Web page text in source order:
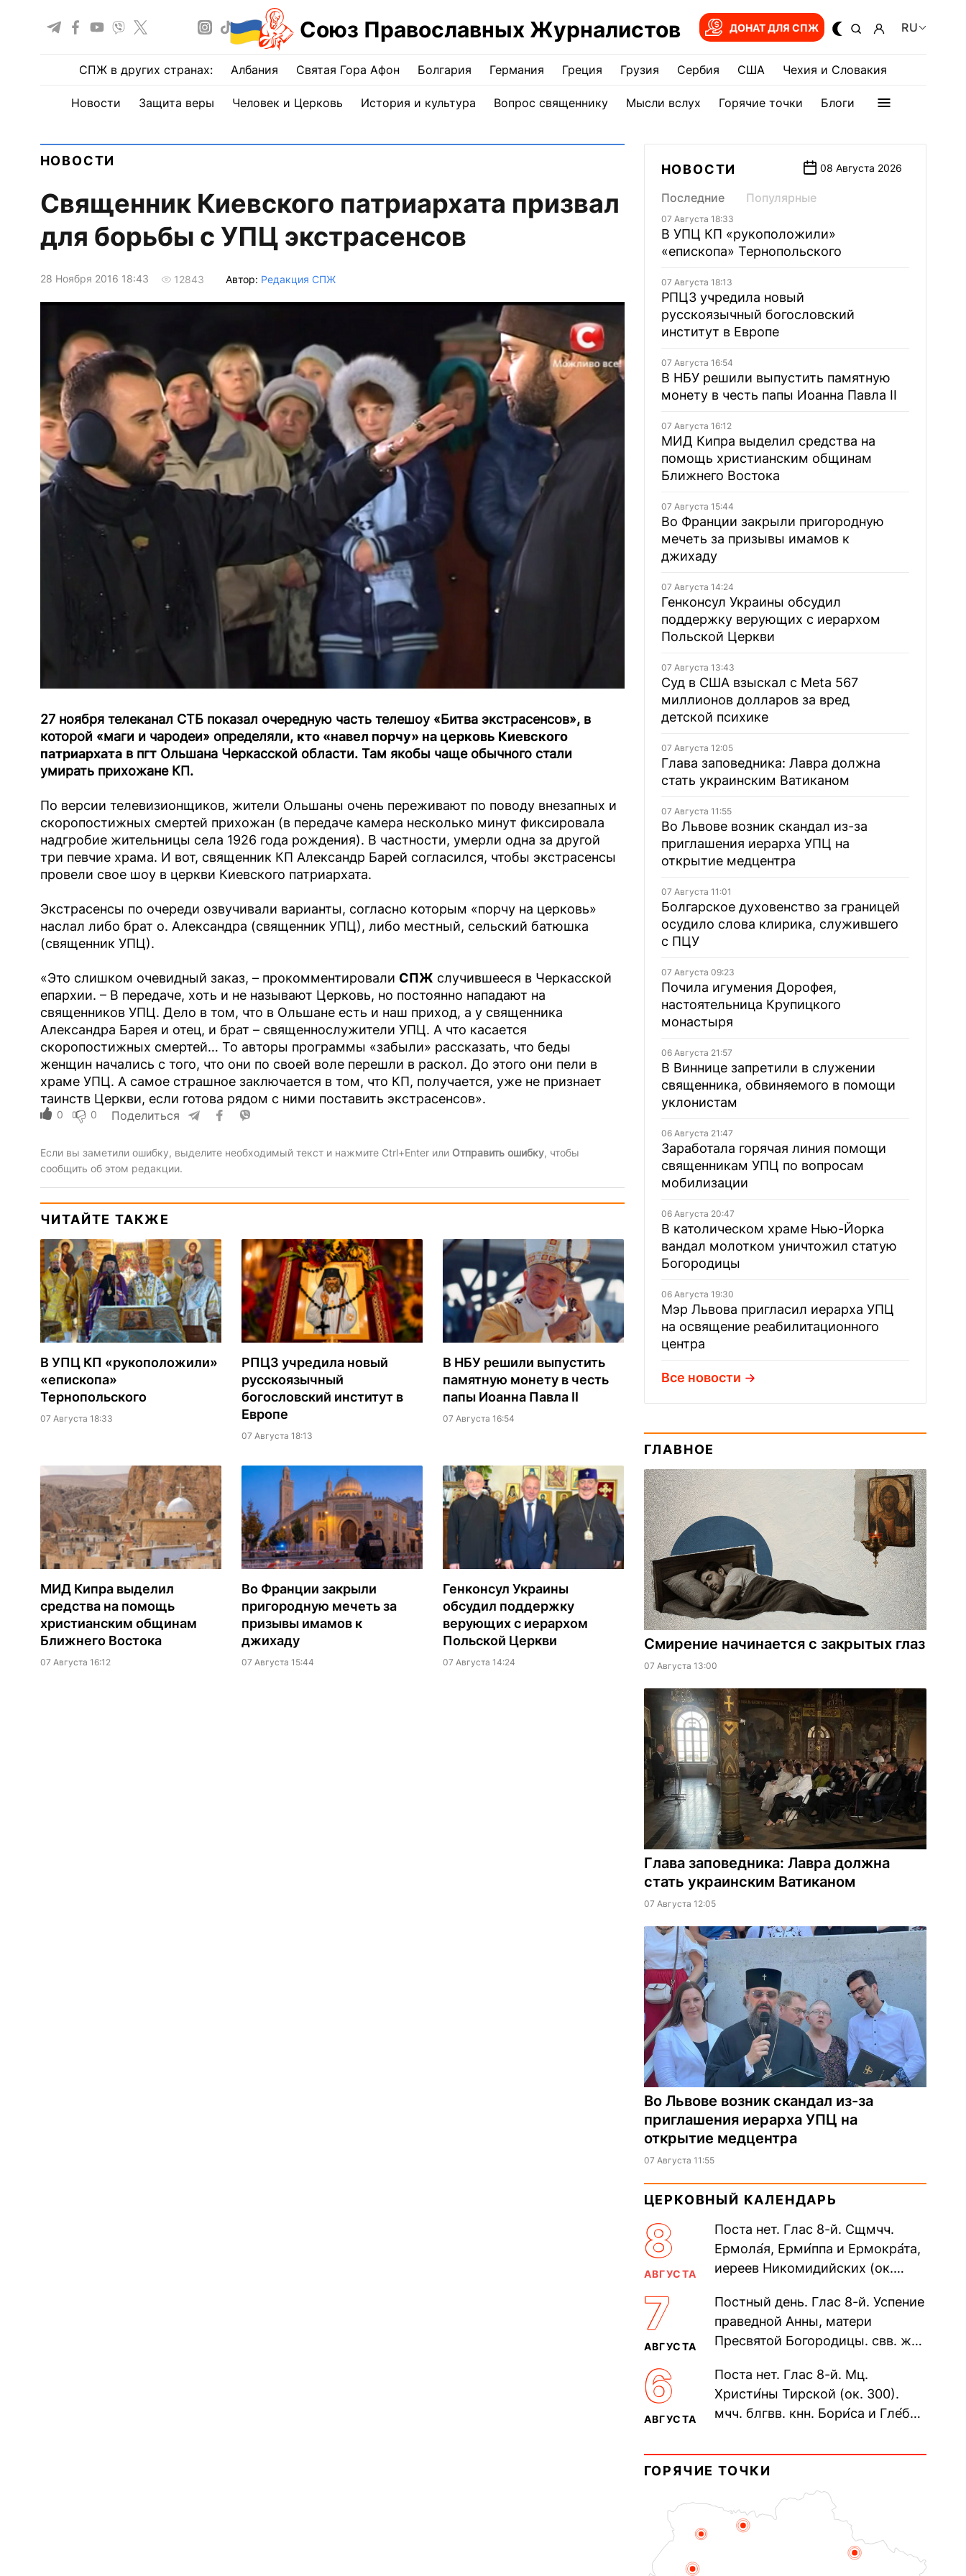
Союз Православных Журналистов ДОНАТ ДЛЯ СПЖ RU
СПЖ в других странах: Албания Святая Гора Афон Болгария Германия Греция Грузия Сербия США Чехия и Словакия
Новости Защита веры Человек и Церковь История и культура Вопрос священнику Мысли вслух Горячие точки Блоги
НОВОСТИ
Священник Киевского патриархата призвал
для борьбы с УПЦ экстрасенсов
28 Ноября 2016 18:43 12843 Автор: Редакция СПЖ
27 ноября телеканал СТБ показал очередную часть телешоу «Битва экстрасенсов», в
которой «маги и чародеи» определяли, кто «навел порчу» на церковь Киевского
патриархатав пгт Ольшана Черкасской области. Там якобы чаще обычного стали
умирать прихожане КП.
По версии телевизионщиков, жители Ольшаны очень переживают по поводу внезапных и
скоропостижных смертей прихожан (в передаче камера несколько минут фиксировала
надгробие жительницы села 1926 года рождения). В частности, умерли одна за другой
три певчие храма. И вот, священник КП Александр Барей согласился, чтобы экстрасенсы
провели свое шоу в церкви Киевского патриархата.
Экстрасенсы по очереди озвучивали варианты, согласно которым «порчу на церковь»
наслал либо брат о. Александра (священник УПЦ), либо местный, сельский батюшка
(священник УПЦ).
«Это слишком очевидный заказ, – прокомментировали СПЖ случившееся в Черкасской
епархии. – В передаче, хоть и не называют Церковь, но постоянно нападают на
священников УПЦ. Дело в том, что в Ольшане есть и наш приход, а у священника
Александра Барея и отец, и брат – священнослужители УПЦ. А что касается
скоропостижных смертей… То авторы программы «забыли» рассказать, что беды
женщин начались с того, что они по своей воле перешли в раскол. До этого они пели в
храме УПЦ. А самое страшное заключается в том, что КП, получается, уже не признает
таинств Церкви, если готова рядом с ними поставить экстрасенсов».
0 0 Поделиться
Если вы заметили ошибку, выделите необходимый текст и нажмите Ctrl+Enter или Отправить ошибку, чтобы
сообщить об этом редакции.
ЧИТАЙТЕ ТАКЖЕ
В УПЦ КП «рукоположили»
«епископа»
Тернопольского
07 Августа 18:33
РПЦЗ учредила новый
русскоязычный
богословский институт в
Европе
07 Августа 18:13
В НБУ решили выпустить
памятную монету в честь
папы Иоанна Павла II
07 Августа 16:54
МИД Кипра выделил
средства на помощь
христианским общинам
Ближнего Востока
07 Августа 16:12
Во Франции закрыли
пригородную мечеть за
призывы имамов к
джихаду
07 Августа 15:44
Генконсул Украины
обсудил поддержку
верующих с иерархом
Польской Церкви
07 Августа 14:24
НОВОСТИ 08 Августа 2026
Последние Популярные
07 Августа 18:33
В УПЦ КП «рукоположили»
«епископа» Тернопольского
07 Августа 18:13
РПЦЗ учредила новый
русскоязычный богословский
институт в Европе
07 Августа 16:54
В НБУ решили выпустить памятную
монету в честь папы Иоанна Павла II
07 Августа 16:12
МИД Кипра выделил средства на
помощь христианским общинам
Ближнего Востока
07 Августа 15:44
Во Франции закрыли пригородную
мечеть за призывы имамов к
джихаду
07 Августа 14:24
Генконсул Украины обсудил
поддержку верующих с иерархом
Польской Церкви
07 Августа 13:43
Суд в США взыскал с Meta 567
миллионов долларов за вред
детской психике
07 Августа 12:05
Глава заповедника: Лавра должна
стать украинским Ватиканом
07 Августа 11:55
Во Львове возник скандал из-за
приглашения иерарха УПЦ на
открытие медцентра
07 Августа 11:01
Болгарское духовенство за границей
осудило слова клирика, служившего
с ПЦУ
07 Августа 09:23
Почила игумения Дорофея,
настоятельница Крупицкого
монастыря
06 Августа 21:57
В Виннице запретили в служении
священника, обвиняемого в помощи
уклонистам
06 Августа 21:47
Заработала горячая линия помощи
священникам УПЦ по вопросам
мобилизации
06 Августа 20:47
В католическом храме Нью-Йорка
вандал молотком уничтожил статую
Богородицы
06 Августа 19:30
Мэр Львова пригласил иерарха УПЦ
на освящение реабилитационного
центра
Все новости
ГЛАВНОЕ
Смирение начинается с закрытых глаз
07 Августа 13:00
Глава заповедника: Лавра должна
стать украинским Ватиканом
07 Августа 12:05
Во Львове возник скандал из-за
приглашения иерарха УПЦ на
открытие медцентра
07 Августа 11:55
ЦЕРКОВНЫЙ КАЛЕНДАРЬ
8
АВГУСТА
Поста нет. Глас 8-й. Сщмчч.
Ермола́я, Ерми́ппа и Ермокра́та,
иереев Никомидийских (ок.
Печерского, в Ближних
пещерах...
7
АВГУСТА
Постный день. Глас 8-й. Успение
праведной Анны, матери
Пресвятой Богородицы. свв. жен
прп. Евпракси́и девы,...
6
АВГУСТА
Поста нет. Глас 8-й. Мц.
Христи́ны Тирской (ок. 300).
мчч. блгвв. кнн. Бори́са и Гле́ба,
Дави́да (1015). Прп....
ГОРЯЧИЕ ТОЧКИ